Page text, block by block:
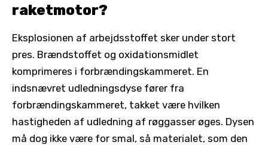
raketmotor?
Eksplosionen af ​​arbejdsstoffet sker under stort
pres. Brændstoffet og oxidationsmidlet
komprimeres i forbrændingskammeret. En
indsnævret udledningsdyse fører fra
forbrændingskammeret, takket være hvilken
hastigheden af ​​udledning af røggasser øges. Dysen
må dog ikke være for smal, så materialet, som den